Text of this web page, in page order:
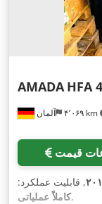
آلمان ۴٬۰۶۹ km
AMADA HFA
قیمت
, قابلیت عملکرد:
کاملاً عملیاتی,